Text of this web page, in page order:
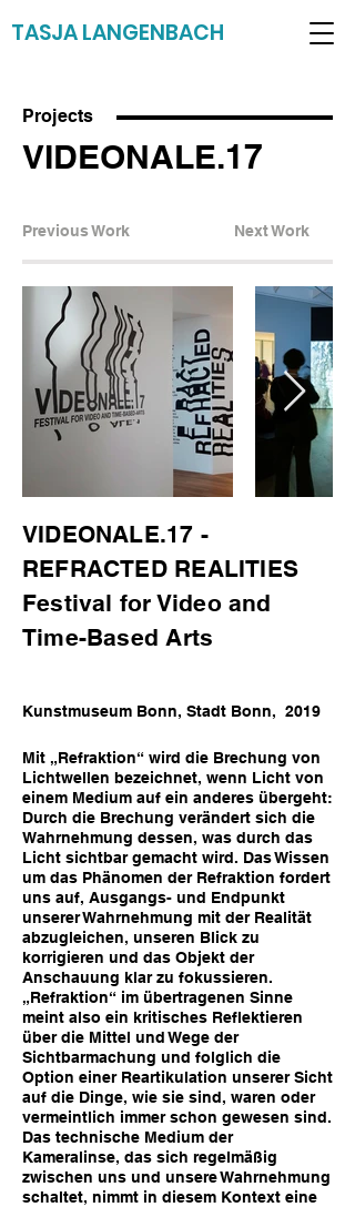
TASJA LANGENBACH
Projects
VIDEONALE.17
Previous Work Next Work
VIDEONALE.17 -
REFRACTED REALITIES
Festival for Video and
Time-Based Arts
Kunstmuseum Bonn, Stadt Bonn, 2019
Mit „Refraktion“ wird die Brechung von
Lichtwellen bezeichnet, wenn Licht von
einem Medium auf ein anderes übergeht:
Durch die Brechung verändert sich die
Wahrnehmung dessen, was durch das
Licht sichtbar gemacht wird. Das Wissen
um das Phänomen der Refraktion fordert
uns auf, Ausgangs- und Endpunkt
unserer Wahrnehmung mit der Realität
abzugleichen, unseren Blick zu
korrigieren und das Objekt der
Anschauung klar zu fokussieren.
„Refraktion“ im übertragenen Sinne
meint also ein kritisches Reflektieren
über die Mittel und Wege der
Sichtbarmachung und folglich die
Option einer Reartikulation unserer Sicht
auf die Dinge, wie sie sind, waren oder
vermeintlich immer schon gewesen sind.
Das technische Medium der
Kameralinse, das sich regelmäßig
zwischen uns und unsere Wahrnehmung
schaltet, nimmt in diesem Kontext eine